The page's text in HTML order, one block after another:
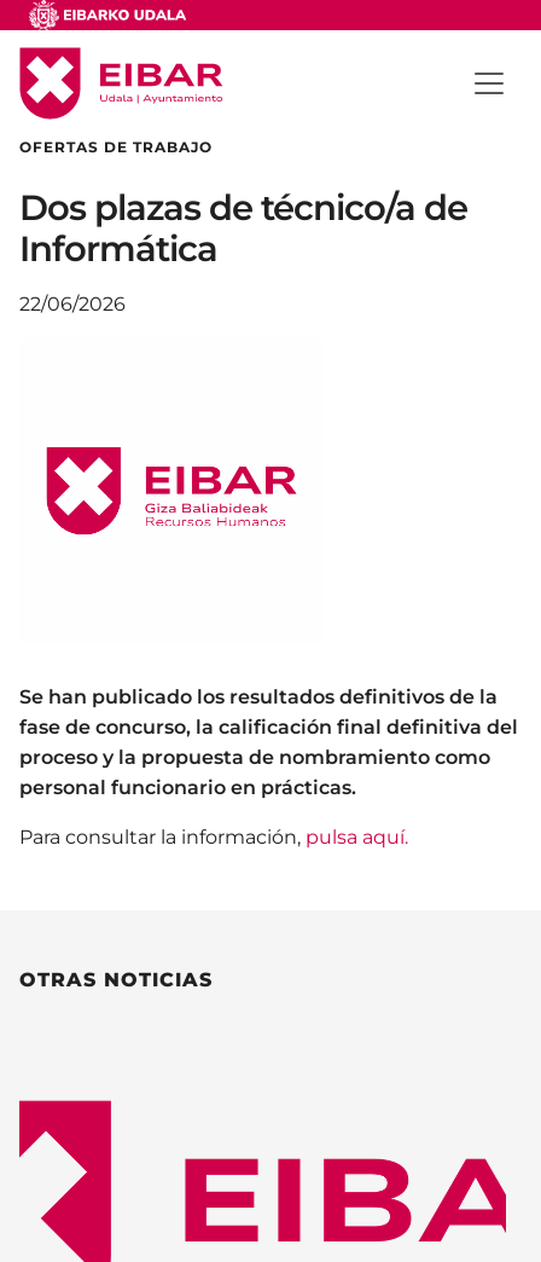
OFERTAS DE TRABAJO
Dos plazas de técnico/a de
Informática
22/06/2026
Se han publicado los resultados definitivos de la
fase de concurso, la calificación final definitiva del
proceso y la propuesta de nombramiento como
personal funcionario en prácticas.
Para consultar la información, pulsa aquí.
OTRAS NOTICIAS